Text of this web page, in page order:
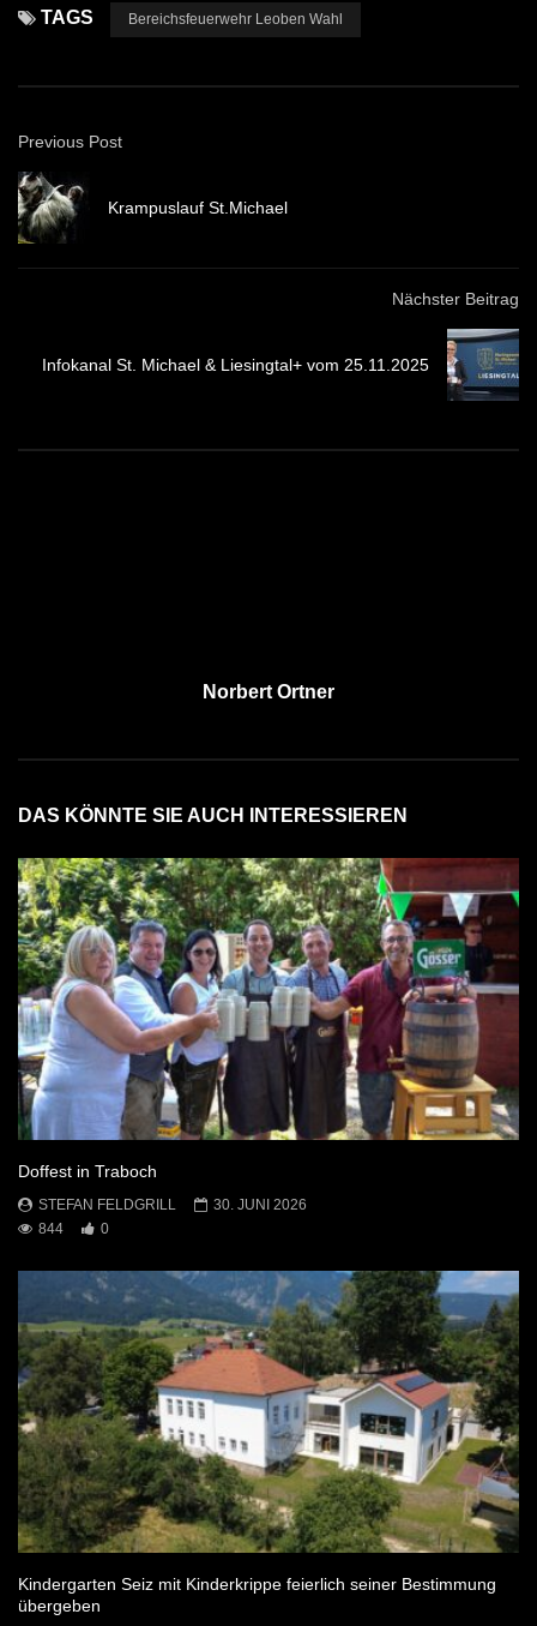
TAGS Bereichsfeuerwehr Leoben Wahl
Previous Post
Krampuslauf St.Michael
Nächster Beitrag
Infokanal St. Michael & Liesingtal+ vom 25.11.2025
Norbert Ortner
DAS KÖNNTE SIE AUCH INTERESSIEREN
Doffest in Traboch
STEFAN FELDGRILL
30. JUNI 2026
844
0
Kindergarten Seiz mit Kinderkrippe feierlich seiner Bestimmung
übergeben